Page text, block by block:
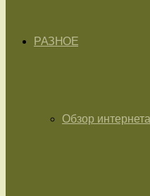
РАЗНОЕ
Обзор интернета